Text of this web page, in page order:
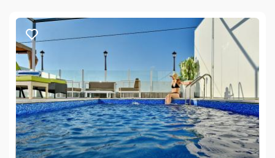
לצפייה במדיניות ותנאי הזמנה -לחצו כאן
לידיעתכם, הפרטים המוצגים באתר: התפוסה המחירים והמבצעים
מעודכנים ומאומתים. תוכלו לבדוק ולבצע הזמנה באהבה רבה ♥
לפרטים נוספים או שאלות אנחנו פה לשירותכם
בברכה, דנה -055-4313686
לצפייה באטרקציות ומסעדות בקרבת דרך המלך -
לחצו כאן